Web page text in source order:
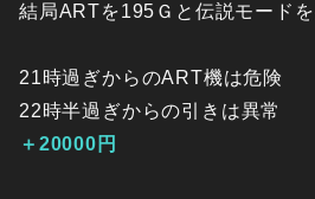
結局ARTを195Ｇと伝説モード
21時過ぎからのART機は危険
22時半過ぎからの引きは異常
＋20000円